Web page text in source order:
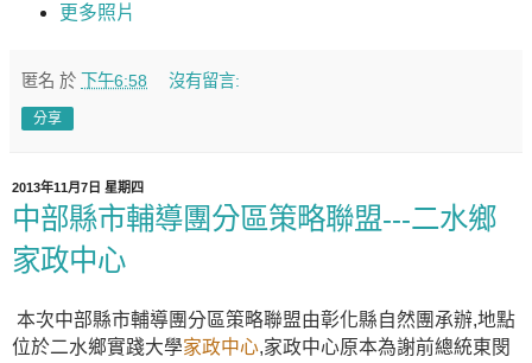
更多照片
匿名 於 下午6:58 沒有留言:
分享
2013年11月7日 星期四
中部縣市輔導團分區策略聯盟---二水鄉
家政中心
本次中部縣市輔導團分區策略聯盟由彰化縣自然團承辦,地點
位於二水鄉實踐大學家政中心,家政中心原本為謝前總統東閔